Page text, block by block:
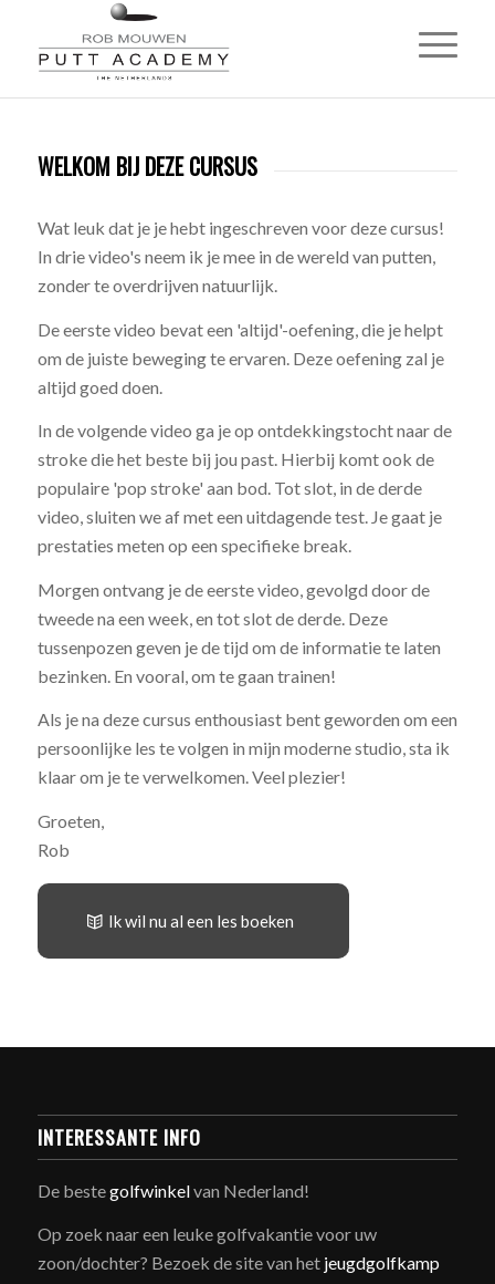
WELKOM BIJ DEZE CURSUS
Wat leuk dat je je hebt ingeschreven voor deze cursus!
In drie video's neem ik je mee in de wereld van putten,
zonder te overdrijven natuurlijk.
De eerste video bevat een 'altijd'-oefening, die je helpt
om de juiste beweging te ervaren. Deze oefening zal je
altijd goed doen.
In de volgende video ga je op ontdekkingstocht naar de
stroke die het beste bij jou past. Hierbij komt ook de
populaire 'pop stroke' aan bod. Tot slot, in de derde
video, sluiten we af met een uitdagende test. Je gaat je
prestaties meten op een specifieke break.
Morgen ontvang je de eerste video, gevolgd door de
tweede na een week, en tot slot de derde. Deze
tussenpozen geven je de tijd om de informatie te laten
bezinken. En vooral, om te gaan trainen!
Als je na deze cursus enthousiast bent geworden om een
persoonlijke les te volgen in mijn moderne studio, sta ik
klaar om je te verwelkomen. Veel plezier!
Groeten,
Rob
Ik wil nu al een les boeken
INTERESSANTE INFO
De bestegolfwinkelvan Nederland!
Op zoek naar een leuke golfvakantie voor uw
zoon/dochter? Bezoek de site van hetjeugdgolfkamp